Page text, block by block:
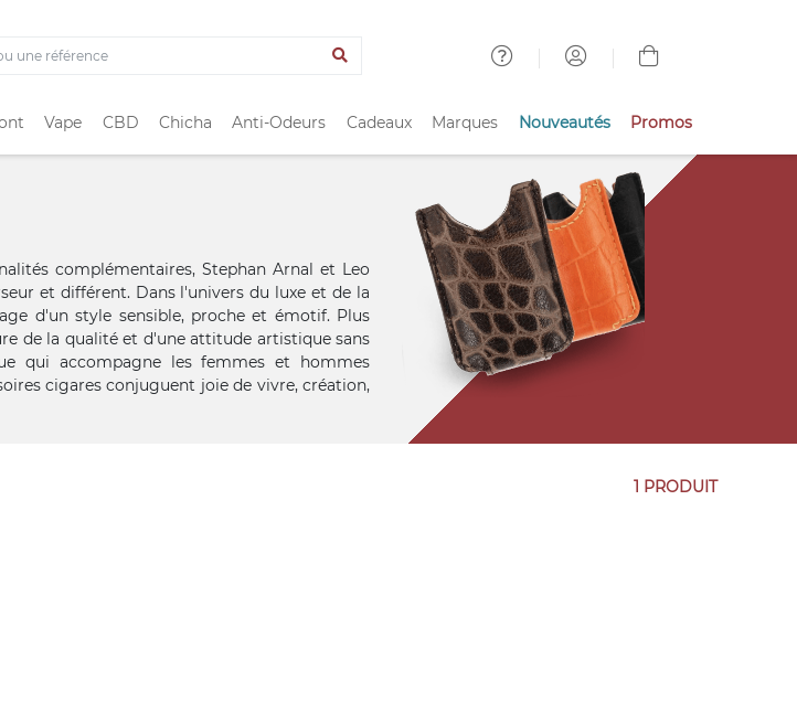
Vape CBD Chicha Anti-Odeurs Cadeaux Marques Nouveautés Promos
complémentaires, Stephan Arnal et Leo
et différent. Dans l'univers du luxe et de la
d'un style sensible, proche et émotif. Plus
de la qualité et d'une attitude artistique sans
qui accompagne les femmes et hommes
cigares conjuguent joie de vivre, création,
1 PRODUIT